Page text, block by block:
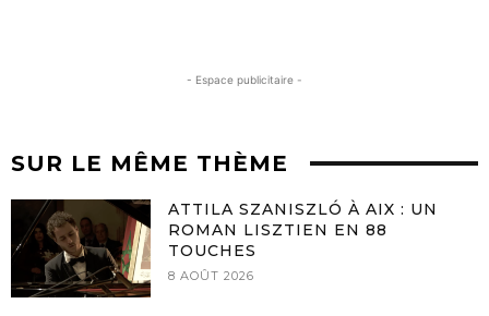
- Espace publicitaire -
SUR LE MÊME THÈME
ATTILA SZANISZLÓ À AIX : UN
ROMAN LISZTIEN EN 88
TOUCHES
8 AOÛT 2026